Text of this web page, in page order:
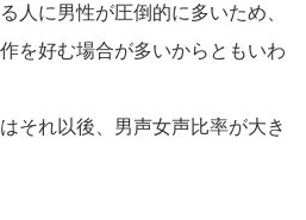
人に男性が圧倒的に多いため、
を好む場合が多いからともいわ
それ以後、男声女声比率が大き